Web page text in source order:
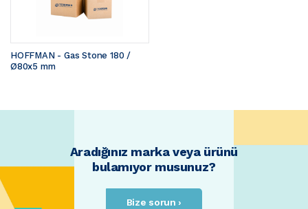
HOFFMAN - Gas Stone 180 /
Ø80x5 mm
Aradığınız marka veya ürünü
bulamıyor musunuz?
Bize sorun ›